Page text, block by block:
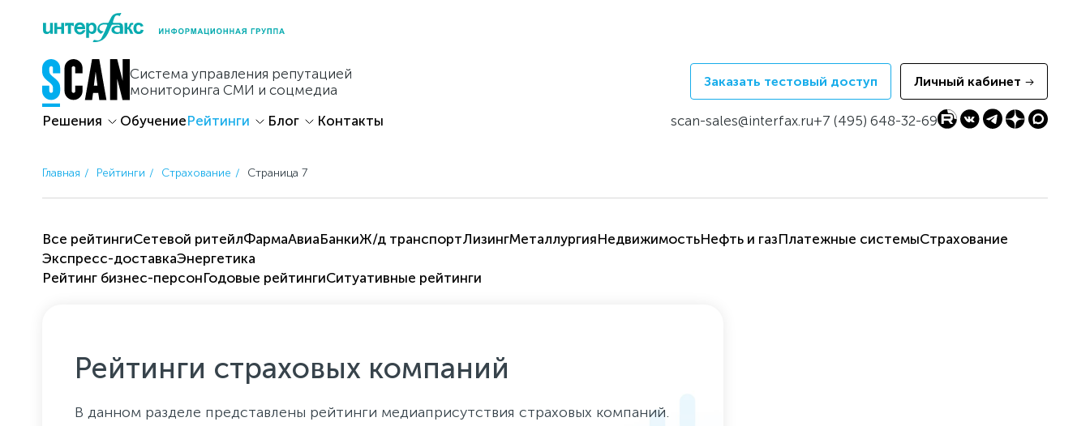
content
Система управления репутацией
мониторинга СМИ и соцмедиа
Заказать тестовый доступ Личный кабинет
Решения ОбучениеРейтинги Блог Контакты scan-sales@interfax.ru+7 (495) 648-32-69
Главная Рейтинги Страхование Страница 7
Все рейтингиCетевой ритейлФармаАвиаБанкиЖ/д транспортЛизингМеталлургияНедвижимостьНефть и газПлатежные системыСтрахование
Экспресс-доставкаЭнергетика
Рейтинг бизнес-персонГодовые рейтингиСитуативные рейтинги
Рейтинги страховых компаний
В данном разделе представлены рейтинги медиаприсутствия страховых компаний.